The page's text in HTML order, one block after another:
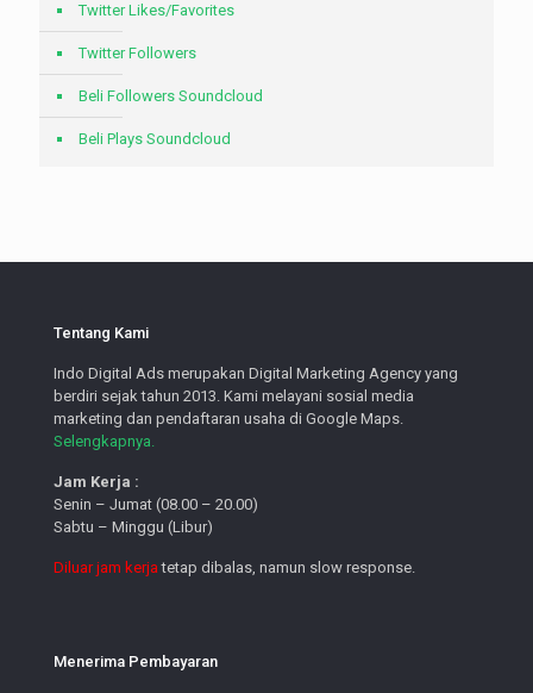
Twitter Likes/Favorites
Twitter Followers
Beli Followers Soundcloud
Beli Plays Soundcloud
Tentang Kami
Indo Digital Ads merupakan Digital Marketing Agency yang
berdiri sejak tahun 2013. Kami melayani sosial media
marketing dan pendaftaran usaha di Google Maps.
Selengkapnya.
Jam Kerja :
Senin – Jumat (08.00 – 20.00)
Sabtu – Minggu (Libur)
Diluar jam kerja tetap dibalas, namun slow response.
Menerima Pembayaran